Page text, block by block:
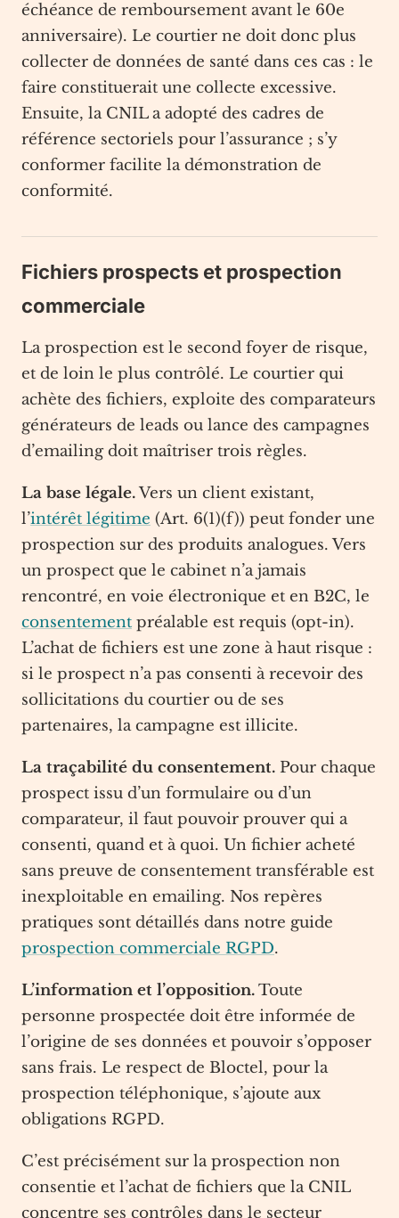
échéance de remboursement avant le 60e
anniversaire). Le courtier ne doit donc plus
collecter de données de santé dans ces cas : le
faire constituerait une collecte excessive.
Ensuite, la CNIL a adopté des cadres de
référence sectoriels pour l’assurance ; s’y
conformer facilite la démonstration de
conformité.
Fichiers prospects et prospection
commerciale
La prospection est le second foyer de risque,
et de loin le plus contrôlé. Le courtier qui
achète des fichiers, exploite des comparateurs
générateurs de leads ou lance des campagnes
d’emailing doit maîtriser trois règles.
La base légale.Vers un client existant,
l’intérêt légitime (Art. 6(1)(f)) peut fonder une
prospection sur des produits analogues. Vers
un prospect que le cabinet n’a jamais
rencontré, en voie électronique et en B2C, le
consentement préalable est requis (opt-in).
L’achat de fichiers est une zone à haut risque :
si le prospect n’a pas consenti à recevoir des
sollicitations du courtier ou de ses
partenaires, la campagne est illicite.
La traçabilité du consentement. Pour chaque
prospect issu d’un formulaire ou d’un
comparateur, il faut pouvoir prouver qui a
consenti, quand et à quoi. Un fichier acheté
sans preuve de consentement transférable est
inexploitable en emailing. Nos repères
pratiques sont détaillés dans notre guide
prospection commerciale RGPD.
L’information et l’opposition.Toute
personne prospectée doit être informée de
l’origine de ses données et pouvoir s’opposer
sans frais. Le respect de Bloctel, pour la
prospection téléphonique, s’ajoute aux
obligations RGPD.
C’est précisément sur la prospection non
consentie et l’achat de fichiers que la CNIL
concentre ses contrôles dans le secteur